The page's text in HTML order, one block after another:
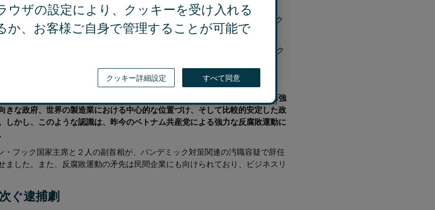
企業、投資先が不正・汚職調査の対象となる可能性が高く、ビジネスリスク
よるプロジェクト許認可の停滞も発生しており、プロジェクトの遅延リスク
っている企業は、ベトナム国内の政治動向を注視しつつ、包括的なステーク
られる。
で最も魅力的な投資先の１つとして注目されてきました。その背景には、力強
きな政府、世界の製造業における中心的な位置づけ、そして比較的安定した政
しかし、このような認識は、昨今のベトナム共産党による強力な反腐敗運動に
・フック国家主席と２人の副首相が、パンデミック対策関連の汚職容疑で辞任
ました。また、反腐敗運動の矛先は民間企業にも向けられており、ビジネスリ
ぐ逮捕劇
ウザの設定により、クッキーを受け入れる
か、お客様ご自身で管理することが可能で
クッキー詳細設定 すべて同意